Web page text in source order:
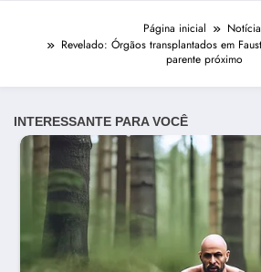
Página inicial
Revelado: Órgãos transplantados em
parente próximo